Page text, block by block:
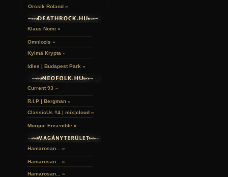
Orcsik Roland »
Klaus Nomi »
Omniozis »
Kylmä Krypta »
Idles | Budapest Park »
Current 93 »
R.I.P | Bergman »
ClassicUs #4 | mix|cloud »
Morgue Ensemble »
Hamarosan... »
Hamarosan... »
Hamarosan... »